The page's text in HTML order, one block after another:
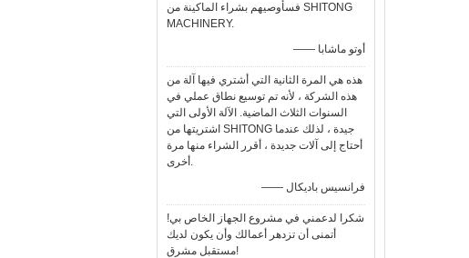
فسأوصيهم بشراء الماكينة من SHITONG
MACHINERY.
—— أوتو ماشابا
هذه هي المرة الثانية التي أشتري فيها آلة من
هذه الشركة ، لأنه تم توسيع نطاق عملي في
السنوات الثلاث الماضية. الآلة الأولى التي
اشتريتها من SHITONG جيدة ، لذلك عندما
أحتاج إلى آلات جديدة ، أقرر الشراء منها مرة
أخرى.
—— فرانسيس باديكال
شكرا لدعمني في مشروع الجهاز الخاص بي!
أتمنى أن تزدهر أعمالك وأن يكون لديك
مستقبل مشرق!